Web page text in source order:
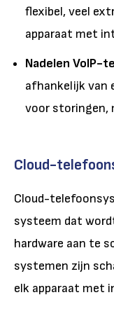
flexibel, veel
apparaat met
Nadelen VoIP-
afhankelijk van
voor storingen,
Cloud-
Cloud-
systeem dat
hardware aan te
systemen zijn
elk apparaat met